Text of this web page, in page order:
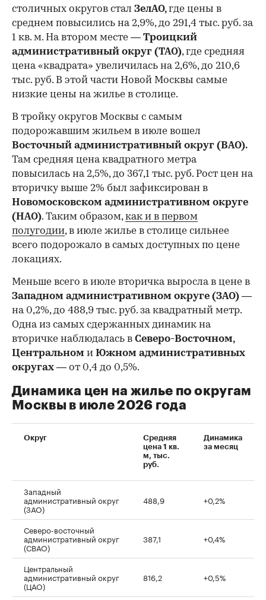
столичных округов стал ЗелАО,где цены в
среднем повысились на 2,9%, до 291,4 тыс. руб. за
1 кв. м. На втором месте — Троицкий
административный округ (ТАО), где средняя
цена «квадрата» увеличилась на 2,6%, до 210,6
тыс. руб. В этой части Новой Москвы самые
низкие цены на жилье в столице.
В тройку округов Москвы с самым
подорожавшим жильем в июле вошел
Восточный административный округ (ВАО).
Там средняя цена квадратного метра
повысилась на 2,5%, до 367,1 тыс. руб. Рост цен на
вторичку выше 2% был зафиксирован в
Новомосковском административном округе
(НАО). Таким образом,как и в первом
полугодии, в июле жилье в столице сильнее
всего подорожало в самых доступных по цене
локациях.
Меньше всего в июле вторичка выросла в цене в
Западном административном округе (ЗАО) —
на 0,2%, до 488,9 тыс. руб. за квадратный метр.
Одна из самых сдержанных динамик на
вторичке наблюдалась в Северо-Восточном,
Центральном и Южном административных
округах — от 0,4 до 0,5%.
Динамика цен на жилье по округам
Москвы в июле 2026 года
Округ
Средняя
цена 1 кв.
м, тыс.
руб.
Динамика
за месяц
Западный
административный округ
(ЗАО)
488,9 +0,2%
Северо-восточный
административный округ
(СВАО)
387,1 +0,4%
Центральный
административный округ
(ЦАО)
816,2 +0,5%